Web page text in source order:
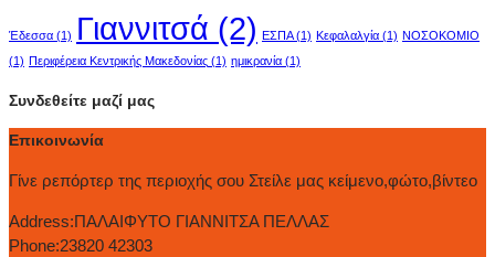
Έδεσσα (1) Γιαννιτσά (2) ΕΣΠΑ(1) Κεφαλαλγία (1) ΝΟΣΟΚΟΜΙΟ
(1) Περιφέρεια Κεντρικής Μακεδονίας (1) ημικρανία (1)
Συνδεθείτε μαζί μας
Επικοινωνία
Γίνε ρεπόρτερ της περιοχής σου Στείλε μας κείμενο,φώτο,βίντεο
Address:ΠΑΛΑΙΦΥΤΟ ΓΙΑΝΝΙΤΣΑ ΠΕΛΛΑΣ
Phone:23820 42303